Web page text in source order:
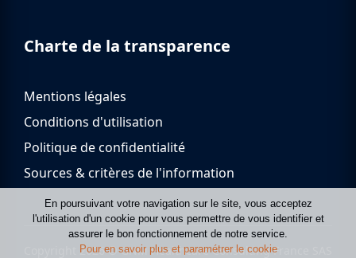
Charte de la transparence
Mentions légales
Conditions d'utilisation
Politique de confidentialité
Sources & critères de l'information
Copyright 2026 © GNM Healthcare Consulting France SAS
En poursuivant votre navigation sur le site, vous acceptez
lʹutilisation dʹun cookie pour vous permettre de vous identifier et
assurer le bon fonctionnement de notre service.
Pour en savoir plus et paramétrer le cookie